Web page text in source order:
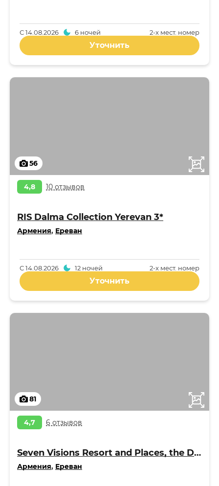
2-x мест. номер
С14.08.2026 6 ночей
Уточнить
56
4,8 10 отзывов
RIS Dalma Collection Yerevan 3*
Армения, Ереван
2-x мест. номер
С14.08.2026 12 ночей
Уточнить
81
4,7 6 отзывов
Seven Visions Resort and Places, the Dvin 5*
Армения, Ереван